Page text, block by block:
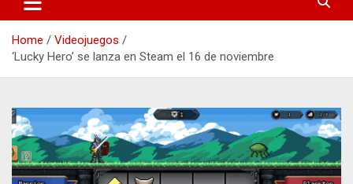
Home
Videojuegos
‘Lucky Hero’ se lanza en Steam el 16 de noviembre